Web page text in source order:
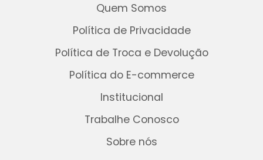
Quem Somos
Política de Privacidade
Política de Troca e Devolução
Política do E-commerce
Institucional
Trabalhe Conosco
Sobre nós